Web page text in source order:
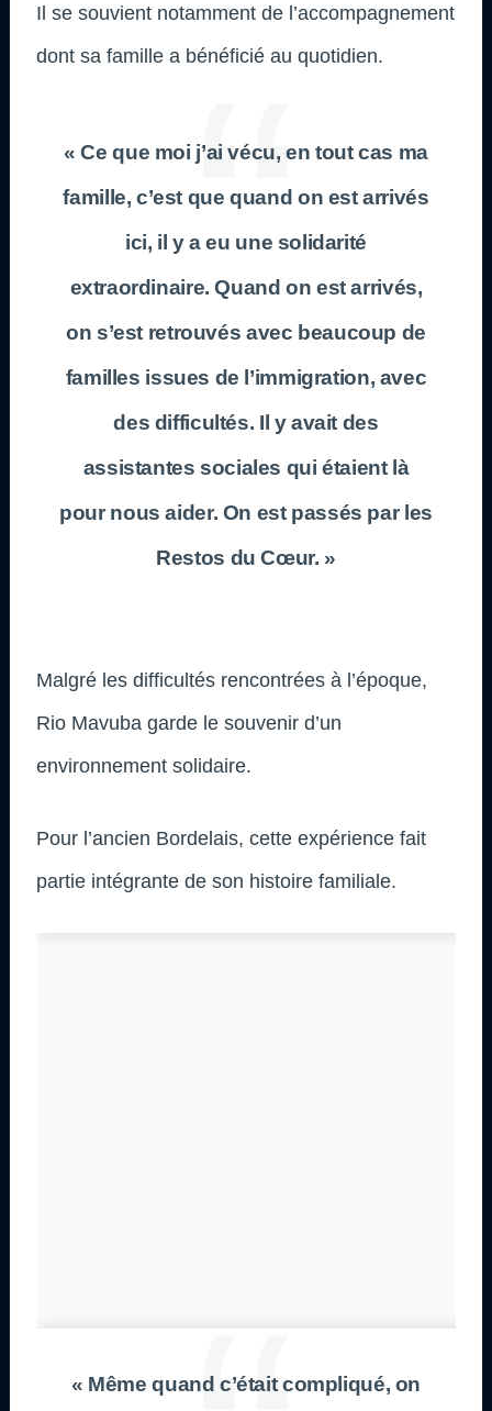
Il se souvient notamment de l’accompagnement
dont sa famille a bénéficié au quotidien.
« Ce que moi j’ai vécu, en tout cas ma
famille, c’est que quand on est arrivés
ici, il y a eu une solidarité
extraordinaire. Quand on est arrivés,
on s’est retrouvés avec beaucoup de
familles issues de l’immigration, avec
des difficultés. Il y avait des
assistantes sociales qui étaient là
pour nous aider. On est passés par les
Restos du Cœur. »
Malgré les difficultés rencontrées à l’époque,
Rio Mavuba garde le souvenir d’un
environnement solidaire.
Pour l’ancien Bordelais, cette expérience fait
partie intégrante de son histoire familiale.
« Même quand c’était compliqué, on